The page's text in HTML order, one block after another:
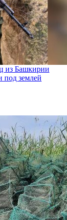
из Башкирии
под землей